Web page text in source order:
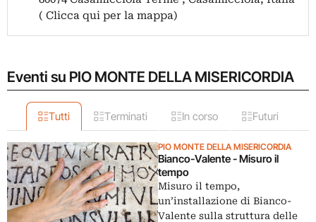
( Clicca qui per la mappa)
Eventi su PIO MONTE DELLA MISERICORDIA
Tutti Terminati In corso Futuri
PIO MONTE DELLA MISERICORDIA
Bianco-Valente - Misuro il
tempo
Misuro il tempo,
un’installazione di Bianco-
Valente sulla struttura delle